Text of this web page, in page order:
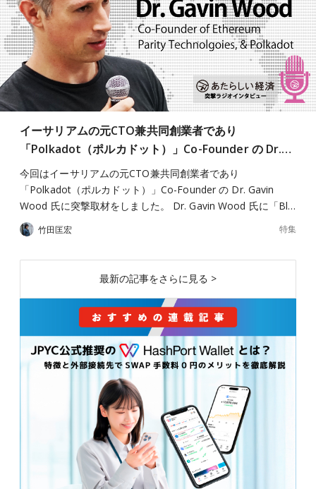
イーサリアムの元CTO兼共同創業者であり
「Polkadot（ポルカドット）」Co-Founder の Dr.…
今回はイーサリアムの元CTO兼共同創業者であり
「Polkadot（ポルカドット）」Co-Founder の Dr. Gavin
Wood 氏に突撃取材をしました。 Dr. Gavin Wood 氏に「Bl…
竹田匡宏 特集
最新の記事をさらに見る >